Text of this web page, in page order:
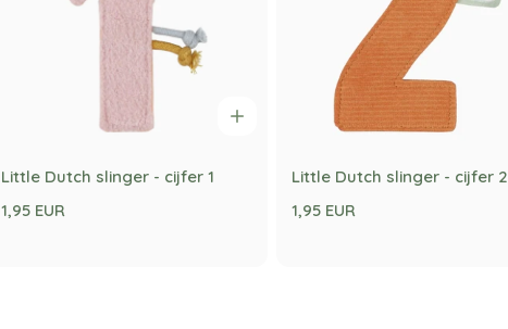
Little Dutch slinger - cijfer 1
1,95 EUR
Little Dutch slinger - cijfer 2
1,95 EUR